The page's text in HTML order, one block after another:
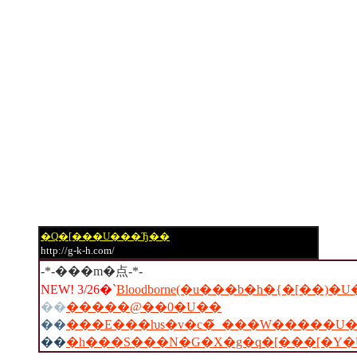
�Q�[���U���Ђ��
http://g-k-h.com/
-*-���m�点-*-
NEW! 3/26�`
�������@��0�U��
��
��